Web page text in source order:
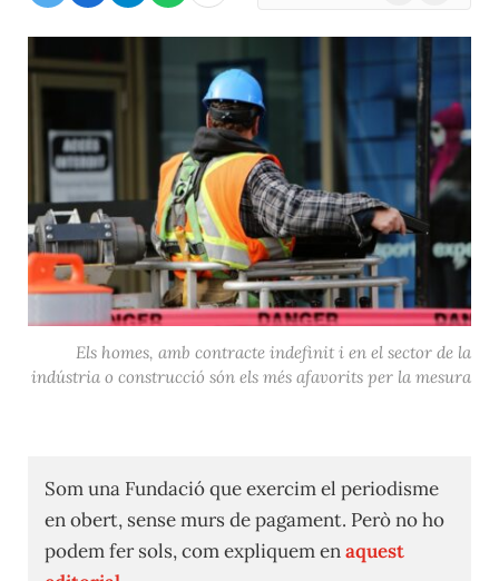
Els homes, amb contracte indefinit i en el sector de la
indústria o construcció són els més afavorits per la mesura
Som una Fundació que exercim el periodisme
en obert, sense murs de pagament. Però no ho
podem fer sols, com expliquem enaquest